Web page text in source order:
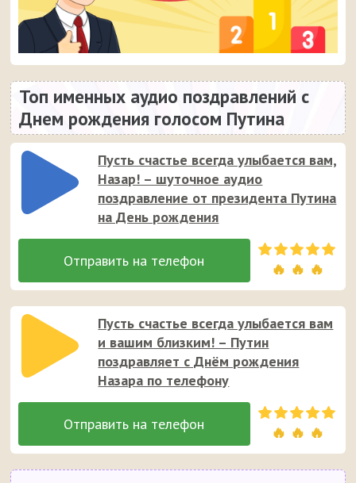
Топ именных аудио поздравлений с
Днем рождения голосом Путина
Пусть счастье всегда улыбается вам,
Назар! – шуточное аудио
поздравление от президента Путина
на День рождения
🔥 🔥 🔥
Пусть счастье всегда улыбается вам
и вашим близким! – Путин
поздравляет с Днём рождения
Назара по телефону
🔥 🔥 🔥